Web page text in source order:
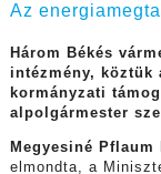
Az
Három Békés
intézmény, köztük
kormányzati
alpolgármester
Megyesiné Pflaum
elmondta, a